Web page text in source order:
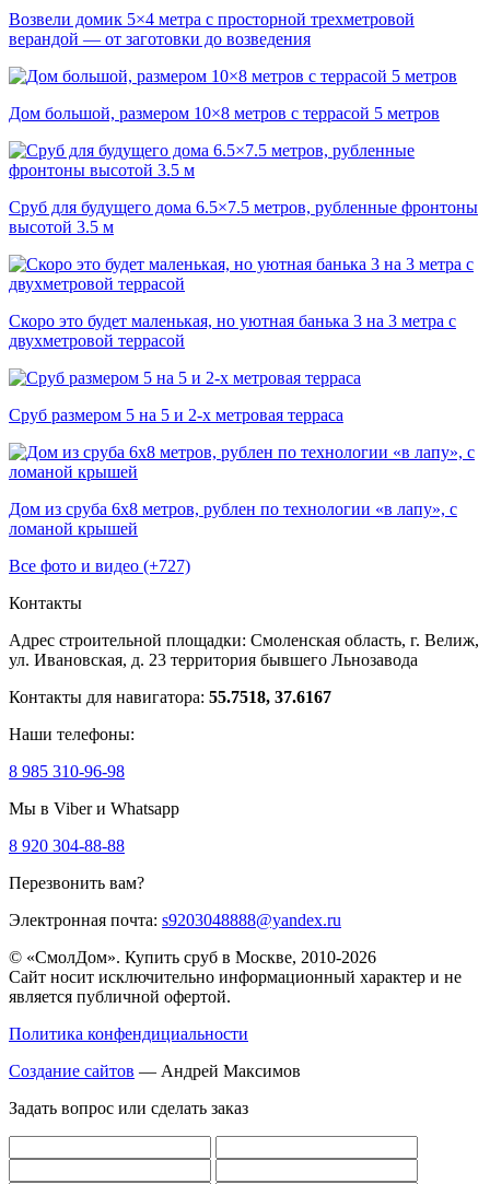
Возвели домик 5×4 метра с просторной трехметровой
верандой — от заготовки до возведения
Дом большой, размером 10×8 метров с террасой 5 метров
Сруб для будущего дома 6.5×7.5 метров, рубленные фронтоны
высотой 3.5 м
Скоро это будет маленькая, но уютная банька 3 на 3 метра с
двухметровой террасой
Сруб размером 5 на 5 и 2-х метровая терраса
Дом из сруба 6х8 метров, рублен по технологии «в лапу», с
ломаной крышей
Все фото и видео (+727)
Контакты
Адрес строительной площадки: Смоленская область, г. Велиж,
ул. Ивановская, д. 23 территория бывшего Льнозавода
Контакты для навигатора: 55.7518, 37.6167
Наши телефоны:
8 985 310-96-98
Мы в Viber и Whatsapp
8 920 304-88-88
Перезвонить вам?
Электронная почта: s9203048888@yandex.ru
© «СмолДом». Купить сруб в Москве, 2010-2026
Сайт носит исключительно информационный характер и не
является публичной офертой.
Политика конфендициальности
Создание сайтов — Андрей Максимов
Задать вопрос или сделать заказ